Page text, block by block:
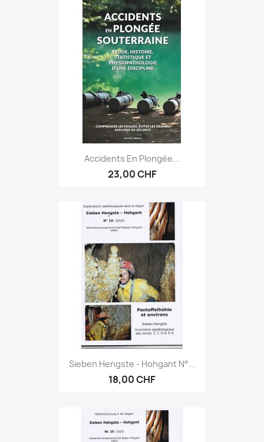
Accidents En Plongée...
23,00 CHF
Sieben Hengste - Hohgant N°...
18,00 CHF